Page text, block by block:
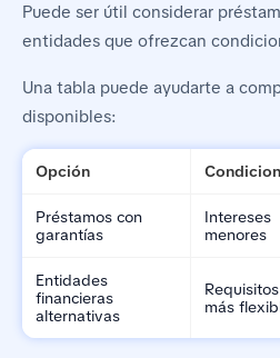
Puede ser útil considerar
entidades que ofrezcan
Una tabla puede ayudarte a
disponibles:
Opción
Préstamos con
garantías
Intereses
menores
Entidades
financieras
alternativas
Requisitos
más